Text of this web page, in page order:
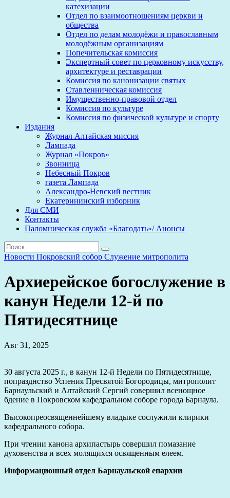
катехизации
Отдел по взаимоотношениям церкви и
общества
Отдел по делам молодёжи и православным
молодёжным организациям
Попечительская комиссия
Экспертный совет по церковному искусству,
архитектуре и реставрации
Комиссия по канонизации святых
Ставленническая комиссия
Имущественно-правовой отдел
Комиссия по культуре
Комиссия по физической культуре и спорту
Издания
Журнал Алтайская миссия
Лампада
Журнал «Покров»
Звонница
Небесный Покров
газета Лампада
Александро-Невский вестник
Екатерининский изборник
Для СМИ
Контакты
Паломническая служба «Благодать»/ Анонсы
Новости Покровский собор Служение митрополита
Архиерейское богослужение в
канун Недели 12-й по
Пятидесятнице
Авг 31, 2025
30 августа 2025 г., в канун 12-й Недели по Пятидесятнице,
попразднство Успения Пресвятой Богородицы, митрополит
Барнаульский и Алтайский Сергий совершил всенощное
бдение в Покровском кафедральном соборе города Барнаула.
Высокопреосвященнейшему владыке сослужили клирики
кафедрального собора.
При чтении канона архипастырь совершил помазание
духовенства и всех молящихся освященным елеем.
Информационный отдел Барнаульской епархии